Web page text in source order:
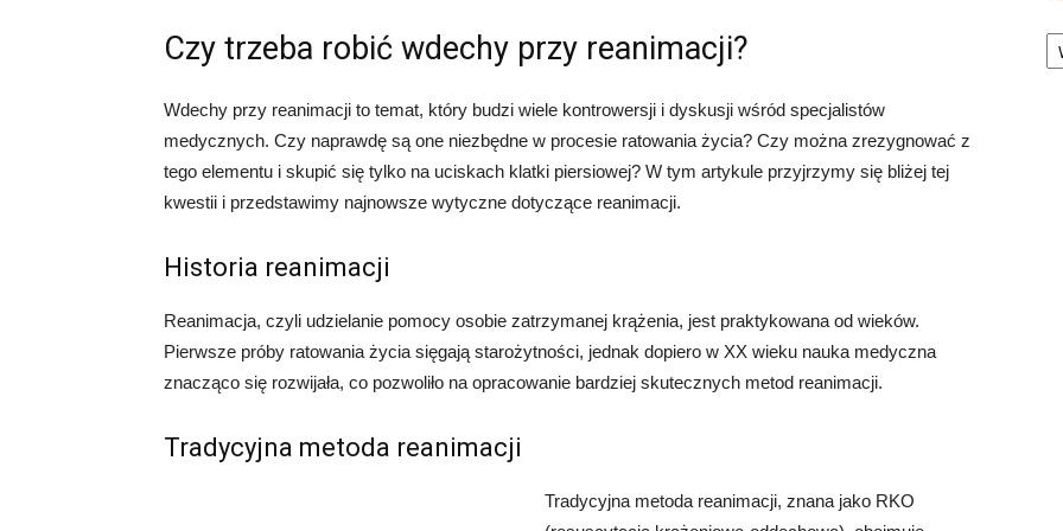
Czy trzeba robić wdechy przy reanimacji?
Wdechy przy reanimacji to temat, który budzi wiele kontrowersji i dyskusji wśród specjalistów
medycznych. Czy naprawdę są one niezbędne w procesie ratowania życia? Czy można zrezygnować z
tego elementu i skupić się tylko na uciskach klatki piersiowej? W tym artykule przyjrzymy się bliżej tej
kwestii i przedstawimy najnowsze wytyczne dotyczące reanimacji.
Historia reanimacji
Reanimacja, czyli udzielanie pomocy osobie zatrzymanej krążenia, jest praktykowana od wieków.
Pierwsze próby ratowania życia sięgają starożytności, jednak dopiero w XX wieku nauka medyczna
znacząco się rozwijała, co pozwoliło na opracowanie bardziej skutecznych metod reanimacji.
Tradycyjna metoda reanimacji
Tradycyjna metoda reanimacji, znana jako RKO